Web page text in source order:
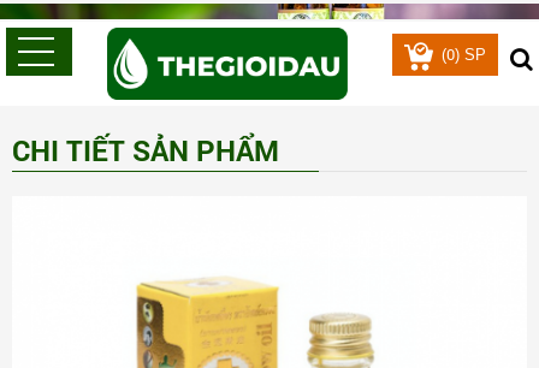
(0) SP
CHI TIẾT SẢN PHẨM